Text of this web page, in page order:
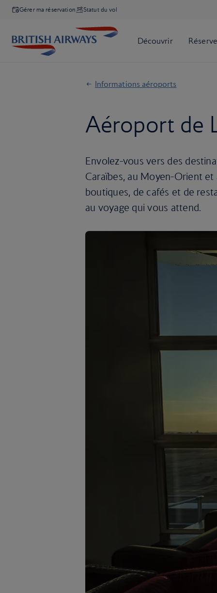
Gérer ma réservation Statut du vol
Informations aéroports
Aéroport de
Envolez-vous vers des
Caraïbes, au Moyen-Orient
boutiques, de cafés et de
au voyage qui vous attend.